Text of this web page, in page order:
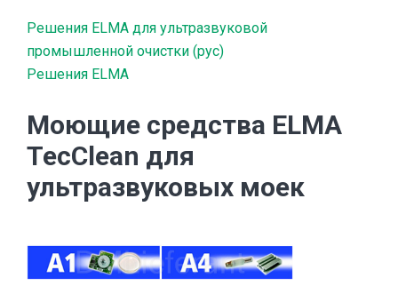
Решения ELMA для ультразвуковой
промышленной очистки (рус)
Решения ELMA
Моющие средства ELMA
TecClean для
ультразвуковых моек